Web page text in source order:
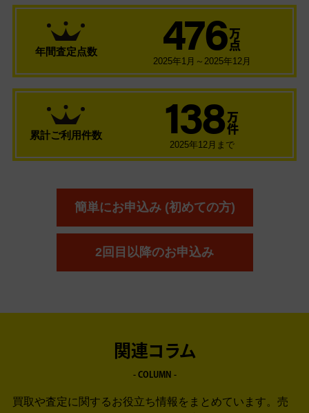
年間査定点数 476 万
点
2025年1月～2025年12月
累計ご利用件数 138 万
件
2025年12月まで
簡単にお申込み (初めての方)
2回目以降のお申込み
関連コラム
- COLUMN -
買取や査定に関するお役立ち情報をまとめています。 売